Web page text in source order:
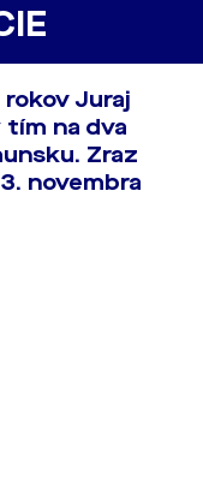
Juraj
na dva
Zraz
novembra